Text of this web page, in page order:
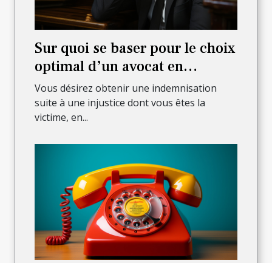
Sur quoi se baser pour le choix
optimal d’un avocat en
dommages de corps ?
Vous désirez obtenir une indemnisation
suite à une injustice dont vous êtes la
victime, en...